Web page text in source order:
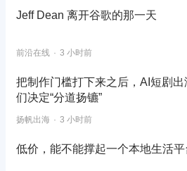
Jeff Dean 离开谷歌的那一天
前沿在线 3 小时前
把制作门槛打下来之后，AI短剧出
们决定“分道扬镳”
扬帆出海 3 小时前
低价，能不能撑起一个本地生活平